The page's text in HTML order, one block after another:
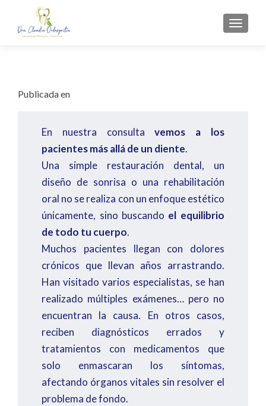
Publicada en
En nuestra consultavemos a los
pacientes más allá de un diente.
Una simple restauración dental, un
diseño de sonrisa o una rehabilitación
oral no se realiza con un enfoque estético
únicamente, sino buscando el equilibrio
de todo tu cuerpo.
Muchos pacientes llegan con dolores
crónicos que llevan años arrastrando.
Han visitado varios especialistas, se han
realizado múltiples exámenes… pero no
encuentran la causa. En otros casos,
reciben diagnósticos errados y
tratamientos con medicamentos que
solo enmascaran los síntomas,
afectando órganos vitales sin resolver el
problema de fondo.